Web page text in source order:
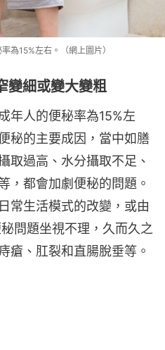
為15%左右。（網上圖片）
變細或變大變粗
年人的便秘率為15%左
秘的主要成因，當中如膳
取過高、水分攝取不足、
，都會加劇便秘的問題。
常生活模式的改變，或由
問題坐視不理，久而久之
瘡、肛裂和直腸脫垂等。